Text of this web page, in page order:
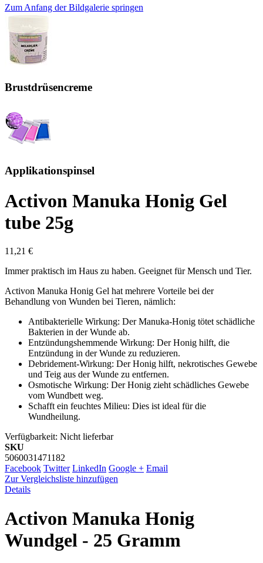
Zum Anfang der Bildgalerie springen
Brustdrüsencreme
Applikationspinsel
Activon Manuka Honig Gel
tube 25g
11,21 €
Immer praktisch im Haus zu haben. Geeignet für Mensch und Tier.
Activon Manuka Honig Gel hat mehrere Vorteile bei der
Behandlung von Wunden bei Tieren, nämlich:
Antibakterielle Wirkung: Der Manuka-Honig tötet schädliche
Bakterien in der Wunde ab.
Entzündungshemmende Wirkung: Der Honig hilft, die
Entzündung in der Wunde zu reduzieren.
Debridement-Wirkung: Der Honig hilft, nekrotisches Gewebe
und Teig aus der Wunde zu entfernen.
Osmotische Wirkung: Der Honig zieht schädliches Gewebe
vom Wundbett weg.
Schafft ein feuchtes Milieu: Dies ist ideal für die
Wundheilung.
Verfügbarkeit: Nicht lieferbar
SKU
5060031471182
Facebook Twitter LinkedIn Google + Email
Zur Vergleichsliste hinzufügen
Details
Activon Manuka Honig
Wundgel - 25 Gramm